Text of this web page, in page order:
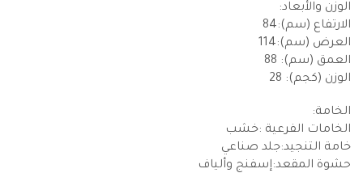
الوزن والأبعاد:
الارتفاع (سم):84
العرض (سم):114
العمق (سم): 88
الوزن (كجم): 28
الخامة:
الخامات الفرعية :خشب
خامة التنجيد:جلد صناعي
حشوة المقعد:إسفنج وألياف